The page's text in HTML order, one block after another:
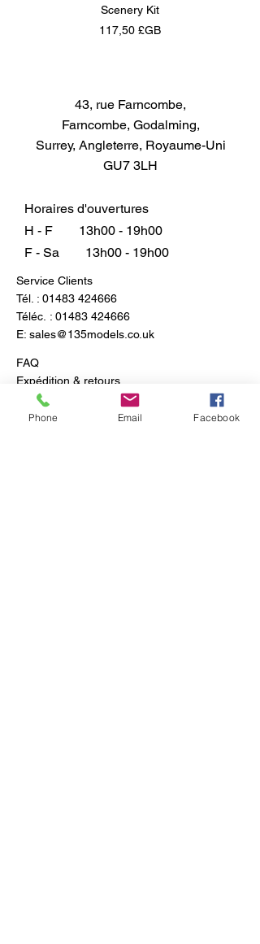
Scenery Kit
Prix
117,50 £GB
43, rue Farncombe,
Farncombe, Godalming,
Surrey, Angleterre, Royaume-Uni
GU7 3LH
Horaires d'ouvertures
H - F
13h00 - 19h00
F - Sa
13h00 - 19h00
Service Clients
Tél. : 01483 424666
Téléc. : 01483 424666
E: sales@135models.co.uk
FAQ
Expédition & retours
Politique du magasin
Phone Email Facebook